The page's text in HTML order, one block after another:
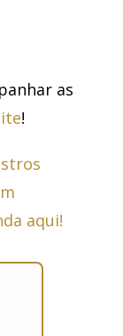
as
!
aqui!